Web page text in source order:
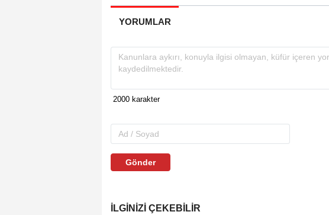
YORUMLAR
Gönder
İLGINIZI ÇEKEBILIR